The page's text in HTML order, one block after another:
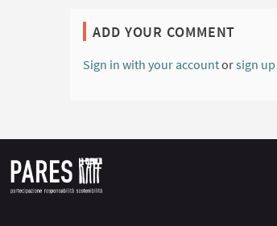
ADD YOUR COMMENT
Sign in with your accountorsign up